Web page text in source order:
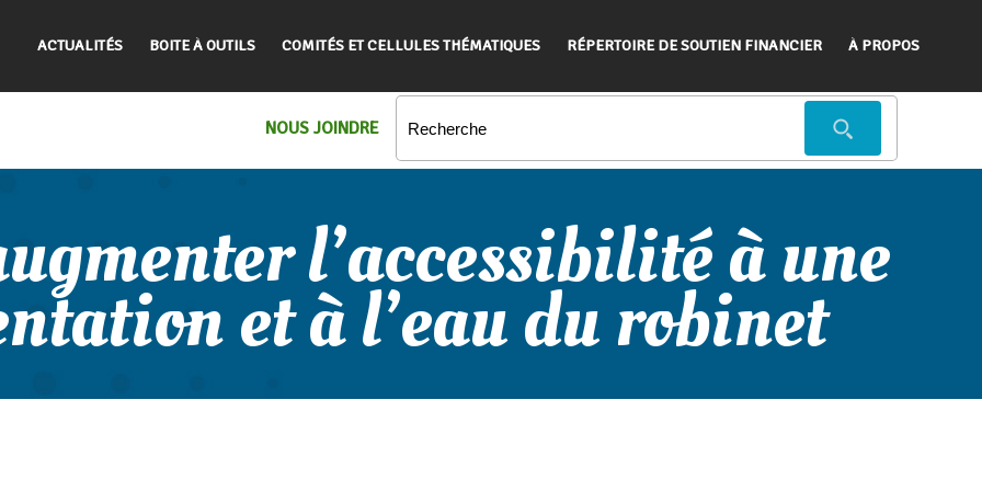
ACTUALITÉS BOITE À OUTILS COMITÉS ET CELLULES THÉMATIQUES RÉPERTOIRE DE SOUTIEN FINANCIER À PROPOS
NOUS JOINDRE
l’accessibilité à une
et à l’eau du robinet